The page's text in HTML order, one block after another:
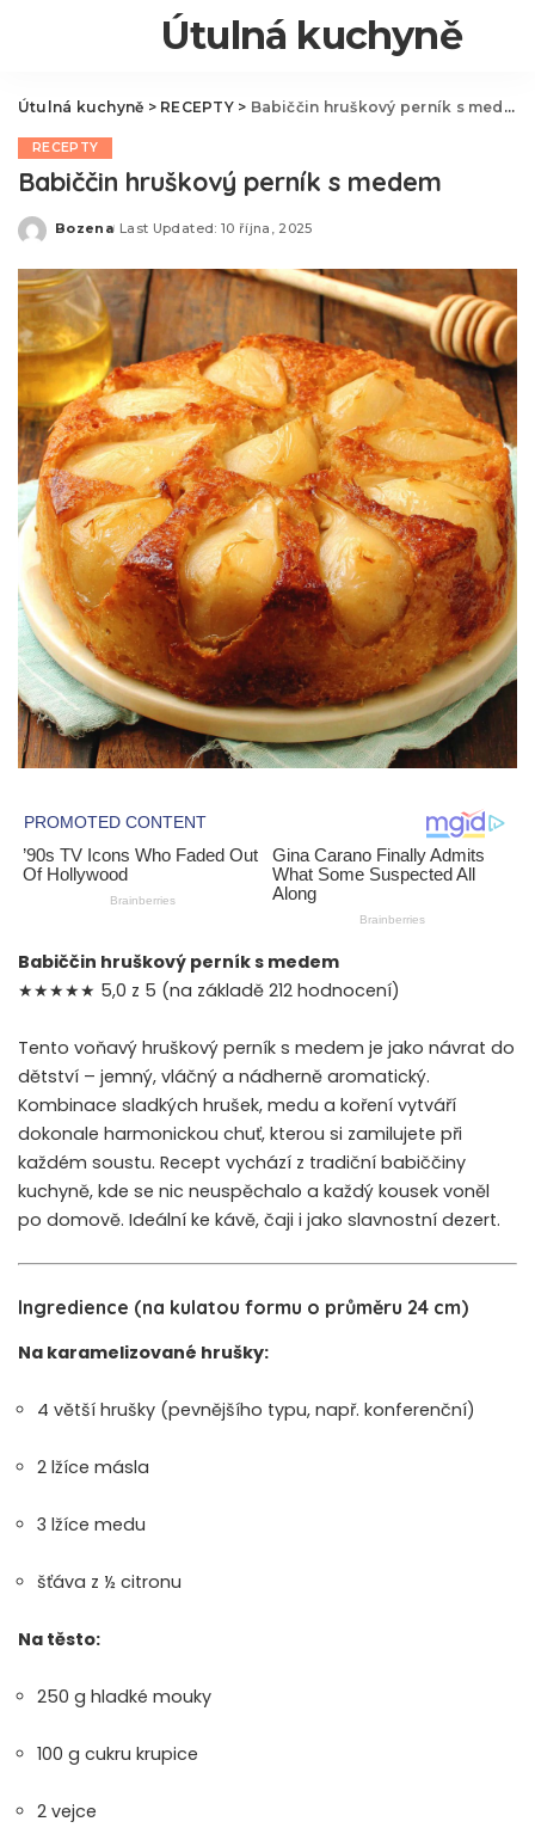
Útulná kuchyně
Útulná kuchyně > RECEPTY> Babiččin hruškový perník s medem
RECEPTY
Babiččin hruškový perník s medem
Posted
Bozena Last Updated: 10 října, 2025
Babiččin hruškový perník s medem
★★★★★ 5,0 z 5 (na základě 212 hodnocení)
Tento voňavý hruškový perník s medem je jako návrat do
dětství – jemný, vláčný a nádherně aromatický.
Kombinace sladkých hrušek, medu a koření vytváří
dokonale harmonickou chuť, kterou si zamilujete při
každém soustu. Recept vychází z tradiční babiččiny
kuchyně, kde se nic neuspěchalo a každý kousek voněl
po domově. Ideální ke kávě, čaji i jako slavnostní dezert.
Ingredience (na kulatou formu o průměru 24 cm)
Na karamelizované hrušky:
4 větší hrušky (pevnějšího typu, např. konferenční)
2 lžíce másla
3 lžíce medu
šťáva z ½ citronu
Na těsto:
250 g hladké mouky
100 g cukru krupice
2 vejce